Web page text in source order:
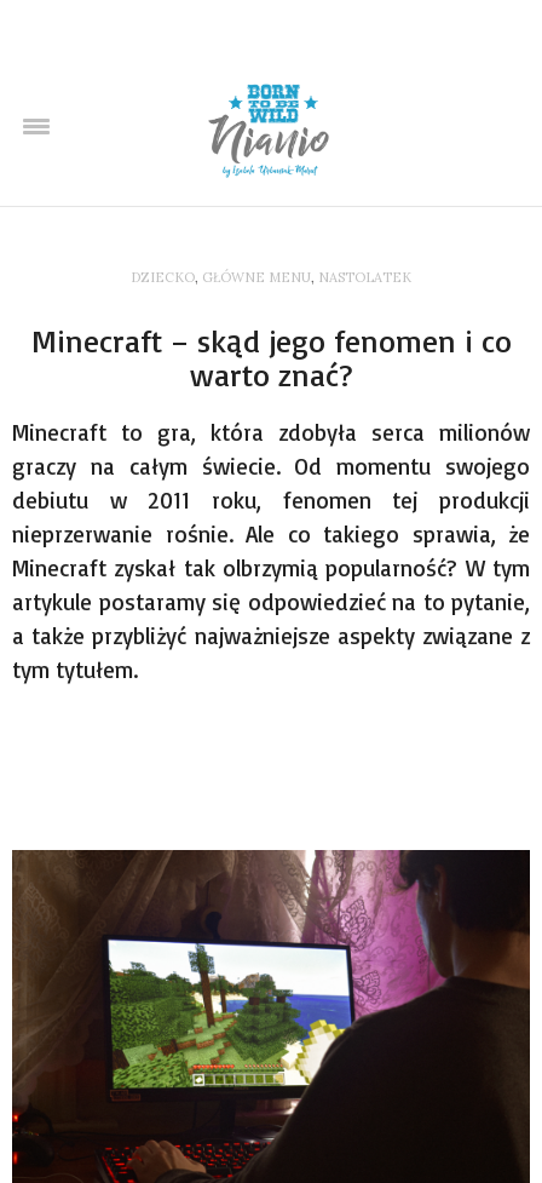
DZIECKO, GŁÓWNE MENU, NASTOLATEK
Minecraft – skąd jego fenomen i co
warto znać?
Minecraft to gra, która zdobyła serca milionów
graczy na całym świecie. Od momentu swojego
debiutu w 2011 roku, fenomen tej produkcji
nieprzerwanie rośnie. Ale co takiego sprawia, że
Minecraft zyskał tak olbrzymią popularność? W tym
artykule postaramy się odpowiedzieć na to pytanie,
a także przybliżyć najważniejsze aspekty związane z
tym tytułem.